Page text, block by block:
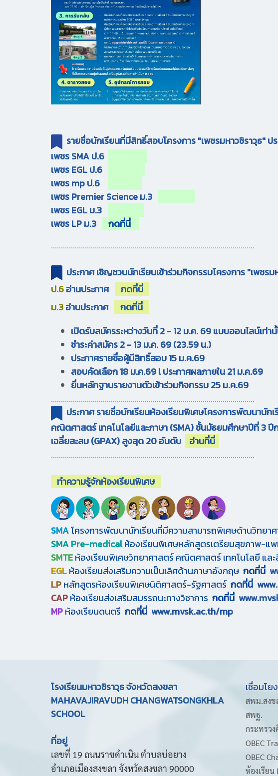
รายชื่อนักเรียนที่มีสิทธิ์สอบโครงการ "เพชรมหาวชิราวุธ" ป
เพชร SMA ป.6
เพชร EGL ป.6
เพชร mp ป.6
เพชร Premier Science ม.3
เพชร EGL ม.3
เพชร LP ม.3
กดที่นี่
......................................................................................................
ประกาศ เชิญชวนนักเรียนเข้าร่วมกิจกรรมโครงการ "เพชร
ป.6อ่านประกาศ
กดที่นี่
ม.3อ่านประกาศ
กดที่นี่
เปิดรับสมัครระหว่างวันที่ 2 - 12 ม.ค. 69 แบบออนไลน์เท่า
ชำระค่าสมัคร 2 - 13 ม.ค. 69 (23.59 น.)
ประกาศรายชื่อผู้มีสิทธิ์สอบ 15 ม.ค.69
สอบคัดเลือก 18 ม.ค.69 l ประกาศผลภายใน 21 ม.ค.69
ยื่นหลักฐานรายงานตัวเข้าร่วมกิจกรรม 25 ม.ค.69
......................................................................................................
ประกาศ รายชื่อนักเรียนห้องเรียนพิเศษโครงการพัฒนานัก
คณิตศาสตร์ เทคโนโลยีและภาษา (SMA) ชั้นมัธยมศึกษาปีที่ 3 ปี
เฉลี่ยสะสม (GPAX) สูงสุด 20 อันดับ
อ่านที่นี่
......................................................................................................
ทำความรู้จักห้องเรียนพิเศษ
SMAโครงการพัฒนานักเรียนที่มีความสามารถพิเศษด้านวิทยา
SMA Pre-medicalห้องเรียนพิเศษหลักสูตรเตรียมสุขภาพ-แ
SMTEห้องเรียนพิเศษวิทยาศาสตร์ คณิตศาสตร์ เทคโนโลยี แล
EGLห้องเรียนส่งเสริมความเป็นเลิศด้านภาษาอังกฤษ กดที่นี่
LPหลักสูตรห้องเรียนพิเศษนิติศาสตร์-รัฐศาสตร์ กดที่นี่
CAPห้องเรียนส่งเสริมสมรรถนะทางวิชาการ กดที่นี่
MPห้องเรียนดนตรี กดที่นี่ www.mvsk.ac.th/mp
โรงเรียนมหาวชิราวุธ จังหวัดสงขลา
MAHAVAJIRAVUDH CHANGWATSONGKHLA
SCHOOL
ที่อยู่
เลขที่ 19 ถนนราชดำเนิน ตำบลบ่อยาง
อำเภอเมืองสงขลา จังหวัดสงขลา 90000
เชื่อมโ
สพม.สงข
สพฐ.
กระทรว
OBEC
OBEC
ห้องเรียน